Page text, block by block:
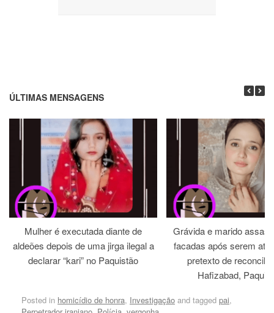
ÚLTIMAS MENSAGENS
Mulher é executada diante de
aldeões depois de uma jirga ilegal a
declarar “kari” no Paquistão
Grávida e marido
facadas após serem
pretexto de
Hafizabad,
Posted in homicídio de honra, Investigação and tagged pai,